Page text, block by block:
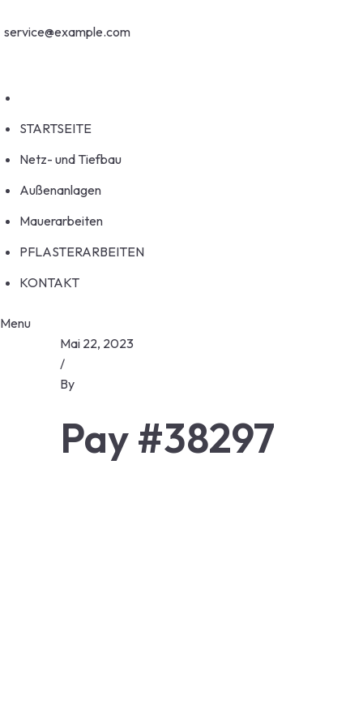
service@example.com
STARTSEITE
Netz- und Tiefbau
Außenanlagen
Mauerarbeiten
PFLASTERARBEITEN
KONTAKT
Menu
Mai 22, 2023
/
By
Pay #38297